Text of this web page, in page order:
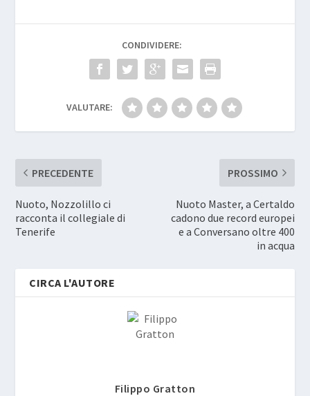
CONDIVIDERE:
VALUTARE:
PRECEDENTE
Nuoto, Nozzolillo ci
racconta il collegiale di
Tenerife
PROSSIMO
Nuoto Master, a Certaldo
cadono due record europei
e a Conversano oltre 400
in acqua
CIRCA L'AUTORE
Filippo Gratton